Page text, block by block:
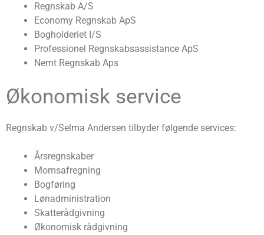
Regnskab A/S
Economy Regnskab ApS
Bogholderiet I/S
Professionel Regnskabsassistance ApS
Nemt Regnskab Aps
Økonomisk service
Regnskab v/Selma Andersen tilbyder følgende services:
Årsregnskaber
Momsafregning
Bogføring
Lønadministration
Skatterådgivning
Økonomisk rådgivning